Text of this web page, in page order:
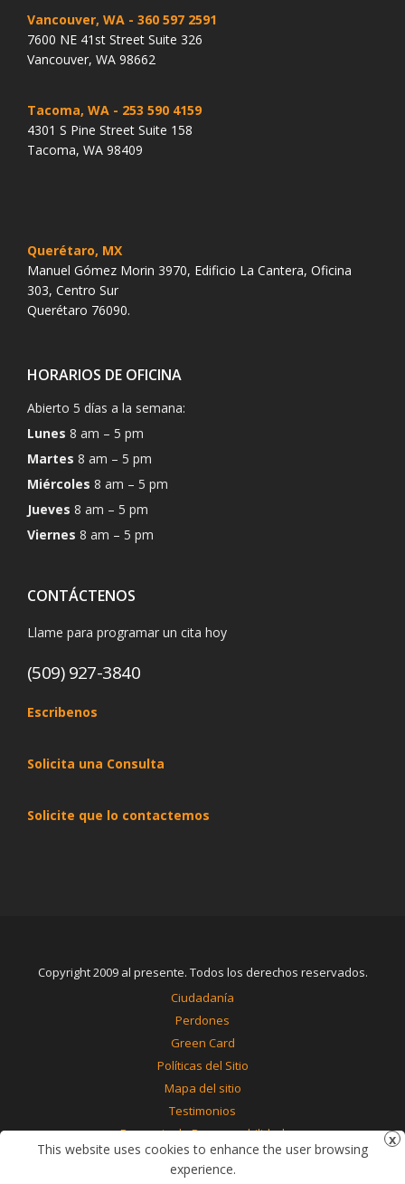
Vancouver, WA - 360 597 2591
7600 NE 41st Street Suite 326
Vancouver, WA 98662
Tacoma, WA - 253 590 4159
4301 S Pine Street Suite 158
Tacoma, WA 98409
Querétaro, MX
Manuel Gómez Morin 3970, Edificio La Cantera, Oficina
303, Centro Sur
Querétaro 76090.
HORARIOS DE OFICINA
Abierto 5 días a la semana:
Lunes 8 am – 5 pm
Martes 8 am – 5 pm
Miércoles 8 am – 5 pm
Jueves 8 am – 5 pm
Viernes 8 am – 5 pm
CONTÁCTENOS
Llame para programar un cita hoy
(509) 927-3840
Escribenos
Solicita una Consulta
Solicite que lo contactemos
Copyright 2009 al presente. Todos los derechos reservados.
Ciudadanía
Perdones
Green Card
Políticas del Sitio
Mapa del sitio
Testimonios
Renuncia de Responsabilidad
Contáctenos
This website uses cookies to enhance the user browsing
experience.